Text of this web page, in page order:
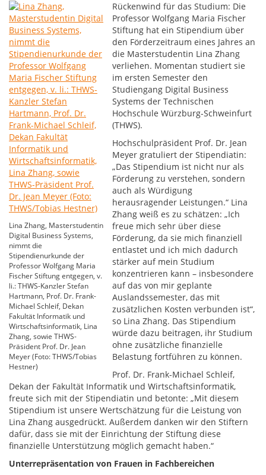
Lina Zhang, Masterstudentin
Digital Business Systems,
nimmt die
Stipendienurkunde der
Professor Wolfgang Maria
Fischer Stiftung entgegen, v.
li.: THWS-Kanzler Stefan
Hartmann, Prof. Dr. Frank-
Michael Schleif, Dekan
Fakultät Informatik und
Wirtschaftsinformatik, Lina
Zhang, sowie THWS-
Präsident Prof. Dr. Jean
Meyer (Foto: THWS/Tobias
Hestner)
Rückenwind für das Studium: Die
Professor Wolfgang Maria Fischer
Stiftung hat ein Stipendium über
den Förderzeitraum eines Jahres an
die Masterstudentin Lina Zhang
verliehen. Momentan studiert sie
im ersten Semester den
Studiengang Digital Business
Systems der Technischen
Hochschule Würzburg-Schweinfurt
(THWS).
Hochschulpräsident Prof. Dr. Jean
Meyer gratuliert der Stipendiatin:
„Das Stipendium ist nicht nur als
Förderung zu verstehen, sondern
auch als Würdigung
herausragender Leistungen.“ Lina
Zhang weiß es zu schätzen: „Ich
freue mich sehr über diese
Förderung, da sie mich finanziell
entlastet und ich mich dadurch
stärker auf mein Studium
konzentrieren kann – insbesondere
auf das von mir geplante
Auslandssemester, das mit
zusätzlichen Kosten verbunden ist“,
so Lina Zhang. Das Stipendium
würde dazu beitragen, ihr Studium
ohne zusätzliche finanzielle
Belastung fortführen zu können.
Prof. Dr. Frank-Michael Schleif,
Dekan der Fakultät Informatik und Wirtschaftsinformatik,
freute sich mit der Stipendiatin und betonte: „Mit diesem
Stipendium ist unsere Wertschätzung für die Leistung von
Lina Zhang ausgedrückt. Außerdem danken wir den Stiftern
dafür, dass sie mit der Einrichtung der Stiftung diese
finanzielle Unterstützung möglich gemacht haben.“
Unterrepräsentation von Frauen in Fachbereichen